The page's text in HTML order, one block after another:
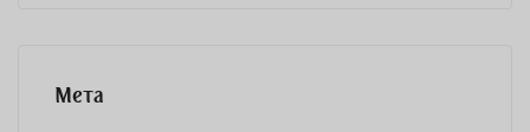
Мета